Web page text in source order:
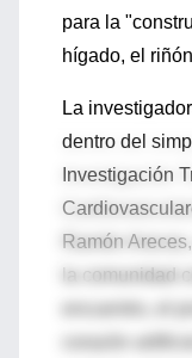
para la
hígado, el
La
dentro del
Investigación
Ramón
la comunidad
corazón